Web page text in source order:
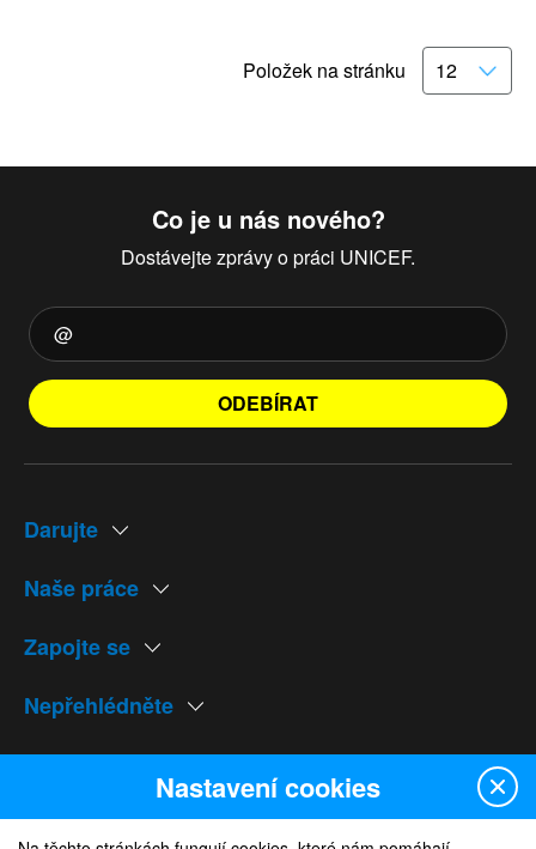
Položek na stránku
Co je u nás nového?
Dostávejte zprávy o práci UNICEF.
ODEBÍRAT
Darujte
Naše práce
Zapojte se
Nepřehlédněte
Naše weby
Nastavení cookies